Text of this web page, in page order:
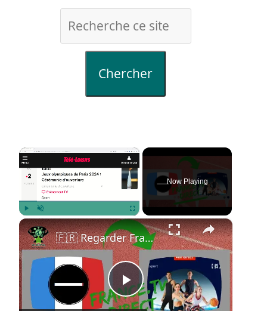
Chercher
×
Play Unmute Fullscreen
Now Playing
×
P
🇫🇷 Regarder France TV et les Jeux Olympiques de Paris 2024 depuis l'Étranger Gratuitement ! 📺🏅